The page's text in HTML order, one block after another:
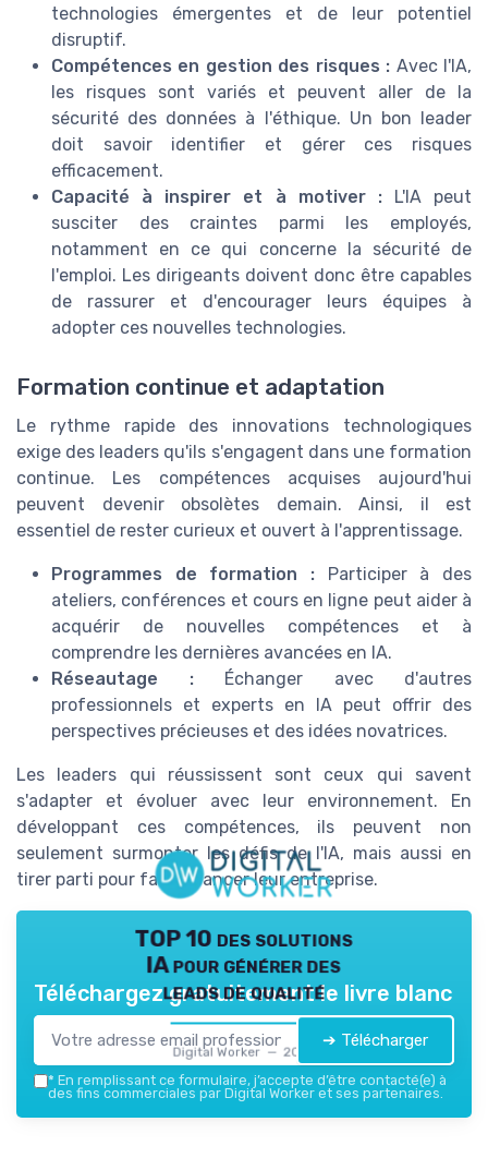
technologies émergentes et de leur potentiel
disruptif.
Compétences en gestion des risques : Avec l'IA,
les risques sont variés et peuvent aller de la
sécurité des données à l'éthique. Un bon leader
doit savoir identifier et gérer ces risques
efficacement.
Capacité à inspirer et à motiver :L'IA peut
susciter des craintes parmi les employés,
notamment en ce qui concerne la sécurité de
l'emploi. Les dirigeants doivent donc être capables
de rassurer et d'encourager leurs équipes à
adopter ces nouvelles technologies.
Formation continue et adaptation
Le rythme rapide des innovations technologiques
exige des leaders qu'ils s'engagent dans une formation
continue. Les compétences acquises aujourd'hui
peuvent devenir obsolètes demain. Ainsi, il est
essentiel de rester curieux et ouvert à l'apprentissage.
Programmes de formation : Participer à des
ateliers, conférences et cours en ligne peut aider à
acquérir de nouvelles compétences et à
comprendre les dernières avancées en IA.
Réseautage :Échanger avec d'autres
professionnels et experts en IA peut offrir des
perspectives précieuses et des idées novatrices.
Les leaders qui réussissent sont ceux qui savent
s'adapter et évoluer avec leur environnement. En
développant ces compétences, ils peuvent non
seulement surmonter les défis de l'IA, mais aussi en
tirer parti pour faire avancer leur entreprise.
TOP 10 des solutions
IA pour générer des
leads de qualité
Digital Worker — 2026
Téléchargez gratuitement le livre blanc
➔ Télécharger
* En remplissant ce formulaire, j’accepte d’être contacté(e) à
des fins commerciales par Digital Worker et ses partenaires.